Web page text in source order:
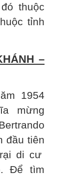
thuộc
tỉnh
–
1954
mừng
đầu tiên
di cư
Để tìm